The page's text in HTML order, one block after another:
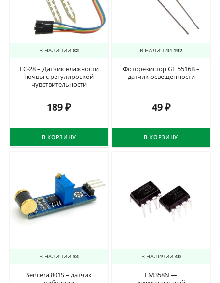
В НАЛИЧИИ 82
FC-28 – Датчик влажности
почвы c регулировкой
чувствительности
189₽
В КОРЗИНУ
В НАЛИЧИИ 197
Фоторезистор GL 5516B –
датчик освещенности
49₽
В КОРЗИНУ
В НАЛИЧИИ 34
Sencera 801S – датчик
В НАЛИЧИИ 40
LM358N —